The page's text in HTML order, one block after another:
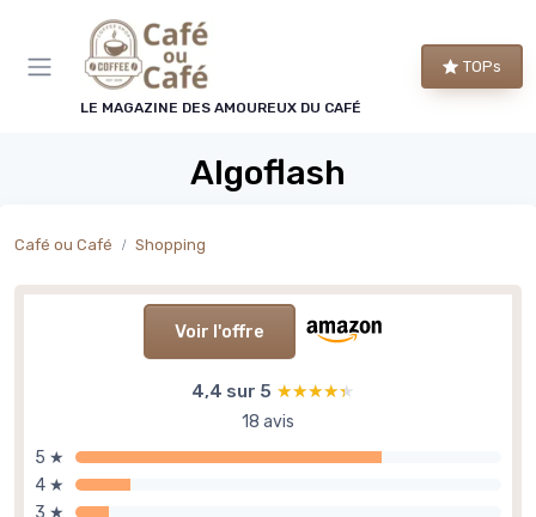
LE MAGAZINE DES AMOUREUX DU CAFÉ
TOPs
Algoflash
Café ou Café Shopping
Voir l'offre
4,4 sur 5 ★★★★★
★★★★★
18 avis
5 ★
4 ★
3 ★
Panneau de gestion des cookies